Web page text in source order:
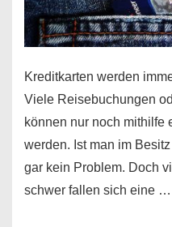
Kreditkarten werden
Viele Reisebuchungen
können nur noch mithilfe
werden. Ist man im
gar kein Problem. Doch
schwer fallen sich eine …